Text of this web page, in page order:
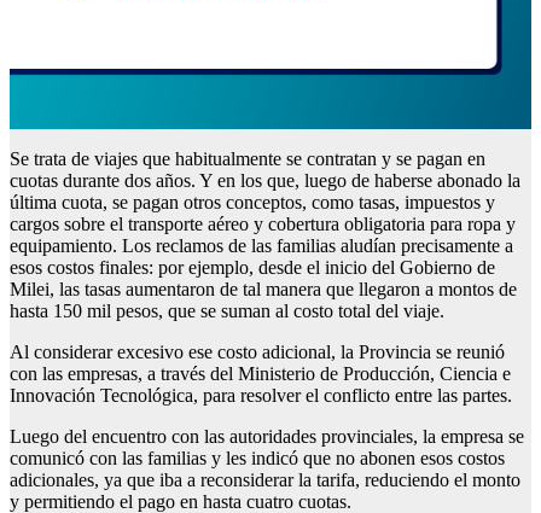
Se trata de viajes que habitualmente se contratan y se pagan en
cuotas durante dos años. Y en los que, luego de haberse abonado la
última cuota, se pagan otros conceptos, como tasas, impuestos y
cargos sobre el transporte aéreo y cobertura obligatoria para ropa y
equipamiento. Los reclamos de las familias aludían precisamente a
esos costos finales: por ejemplo, desde el inicio del Gobierno de
Milei, las tasas aumentaron de tal manera que llegaron a montos de
hasta 150 mil pesos, que se suman al costo total del viaje.
Al considerar excesivo ese costo adicional, la Provincia se reunió
con las empresas, a través del Ministerio de Producción, Ciencia e
Innovación Tecnológica, para resolver el conflicto entre las partes.
Luego del encuentro con las autoridades provinciales, la empresa se
comunicó con las familias y les indicó que no abonen esos costos
adicionales, ya que iba a reconsiderar la tarifa, reduciendo el monto
y permitiendo el pago en hasta cuatro cuotas.